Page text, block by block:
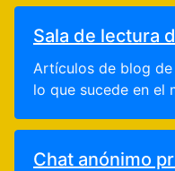
Sala de lectura
Artículos de blog
lo que sucede en el
Chat anónimo